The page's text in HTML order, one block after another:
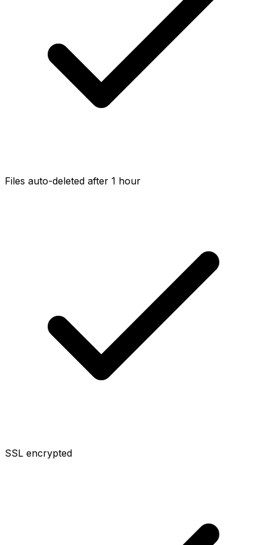
Files auto-deleted after 1 hour
SSL encrypted